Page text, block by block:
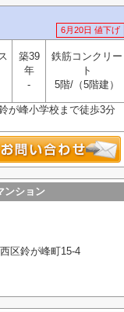
6月20日 値下げ
築39
年
-
鉄筋コンクリー
ト
5階/（5階建）
が峰小学校まで徒歩3分
ンション
区鈴が峰町15-4